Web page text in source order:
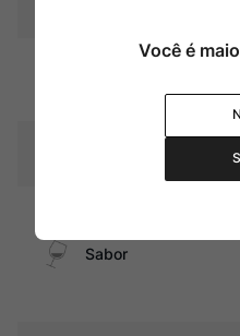
Sabor
Você é